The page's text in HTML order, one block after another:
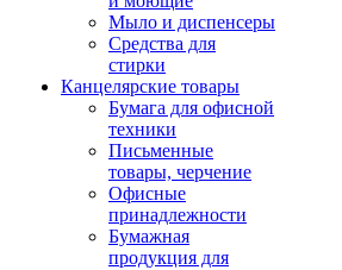
Мыло и диспенсеры
Средства для
стирки
Канцелярские товары
Бумага для офисной
техники
Письменные
товары, черчение
Офисные
принадлежности
Бумажная
продукция для